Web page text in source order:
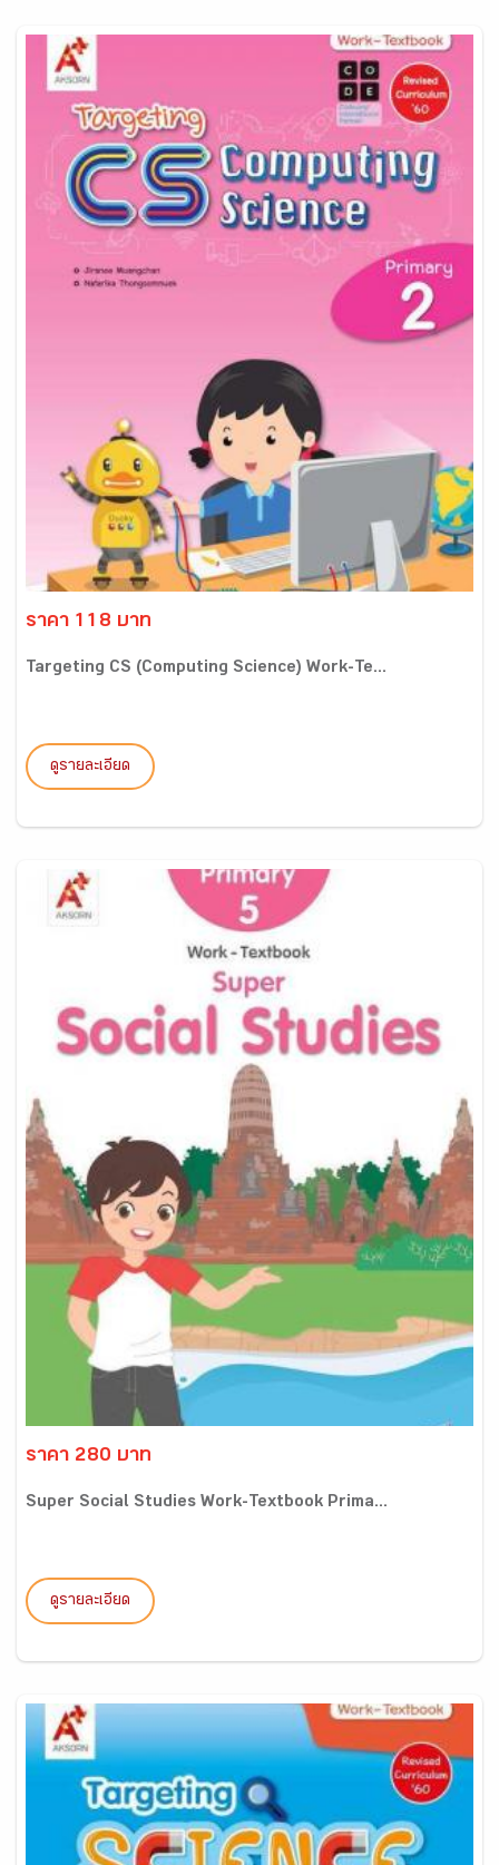
ราคา 118 บาท
Targeting CS (Computing Science) Work-Te...
ดูรายละเอียด
ราคา 280 บาท
Super Social Studies Work-Textbook Prima...
ดูรายละเอียด